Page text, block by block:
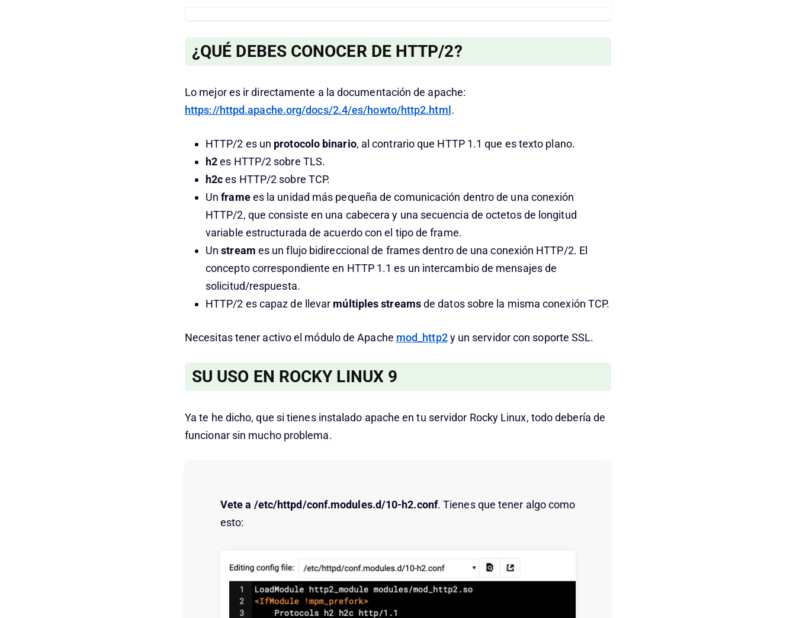
¿QUÉ DEBES CONOCER DE HTTP/2?
Lo mejor es ir directamente a la documentación de apache:
https://httpd.apache.org/docs/2.4/es/howto/http2.html .
HTTP/2 es un protocolo binario, al contrario que HTTP 1.1 que es texto plano.
h2es HTTP/2 sobre TLS.
h2ces HTTP/2 sobre TCP.
Unframees la unidad más pequeña de comunicación dentro de una conexión
HTTP/2, que consiste en una cabecera y una secuencia de octetos de longitud
variable estructurada de acuerdo con el tipo de frame.
Unstream es un flujo bidireccional de frames dentro de una conexión HTTP/2. El
concepto correspondiente en HTTP 1.1 es un intercambio de mensajes de
solicitud/respuesta.
HTTP/2 es capaz de llevar múltiples streamsde datos sobre la misma conexión TCP.
Necesitas tener activo el módulo de Apache mod_http2y un servidor con soporte SSL.
SU USO EN ROCKY LINUX 9
Ya te he dicho, que si tienes instalado apache en tu servidor Rocky Linux, todo debería de
funcionar sin mucho problema.
Vete a /etc/httpd/conf.modules.d/10-h2.conf. Tienes que tener algo como
esto: